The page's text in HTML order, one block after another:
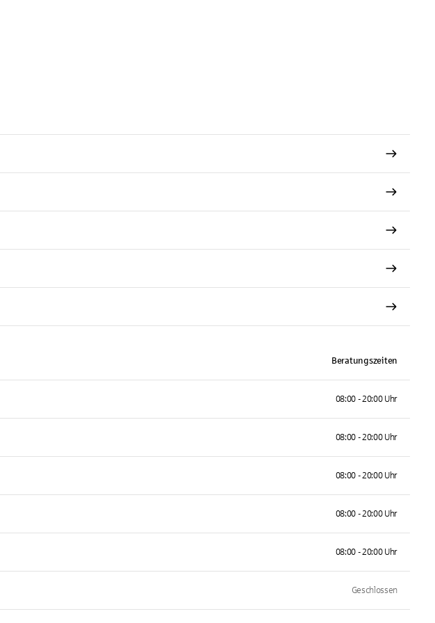
Beratungszeiten
08:00 - 20:00 Uhr
08:00 - 20:00 Uhr
08:00 - 20:00 Uhr
08:00 - 20:00 Uhr
08:00 - 20:00 Uhr
Geschlossen